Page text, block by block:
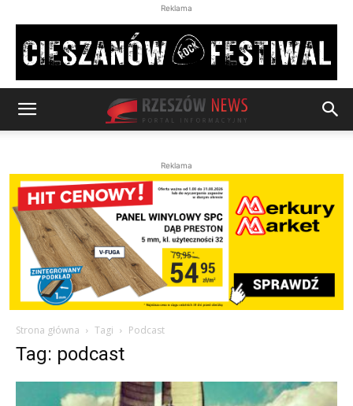
Reklama
Reklama
Strona główna Tagi Podcast
Tag: podcast